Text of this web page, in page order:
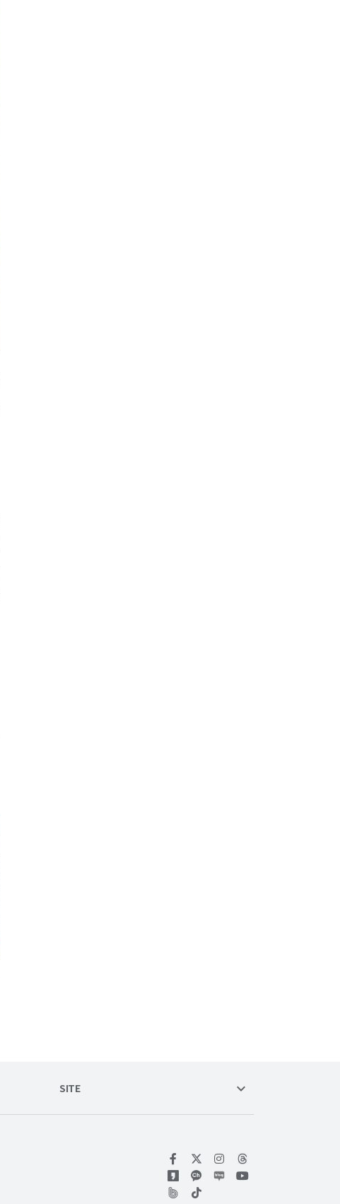
keyboard_arrow_down
SITE
위키트리 페이스북위키트리 인스타그램
위키트리 유튜브
위키트리 틱톡